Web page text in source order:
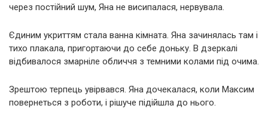
через постійний шум, Яна не висипалася, нервувала.
Єдиним укриттям стала ванна кімната. Яна зачинялась там і
тихо плакала, пригортаючи до себе доньку. В дзеркалі
відбивалося змарніле обличчя з темними колами під очима.
Зрештою терпець увірвався. Яна дочекалася, коли Максим
повернеться з роботи, і рішуче підійшла до нього.